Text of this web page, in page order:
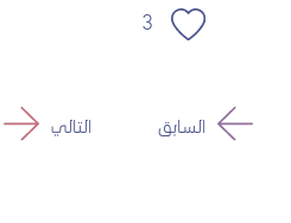
3
السابق التالي